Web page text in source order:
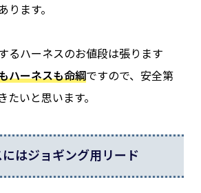
ります。
るハーネスのお値段は張ります
ハーネスも命綱ですので、安全第
たいと思います。
はジョギング用リード